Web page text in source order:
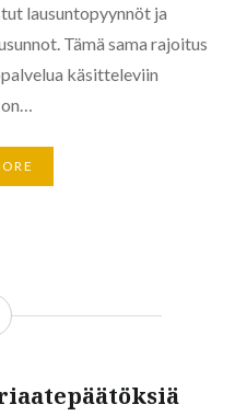
lausuntopyynnöt ja
Tämä sama rajoitus
käsitteleviin